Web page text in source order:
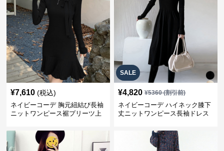
¥7,610 (税込)
ネイビーコーデ 胸元紐結び長袖
ニットワンピース裾プリーツ上
SALE
¥4,820 ¥5360(割引前)
ネイビーコーデ ハイネック膝下
丈ニットワンピース長袖ドレス